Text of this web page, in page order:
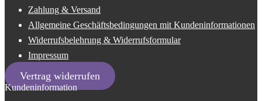
Zahlung & Versand
Allgemeine Geschäftsbedingungen mit Kundeninformationen
Widerrufsbelehrung & Widerrufsformular
Impressum
Vertrag widerrufen
Kundeninformation